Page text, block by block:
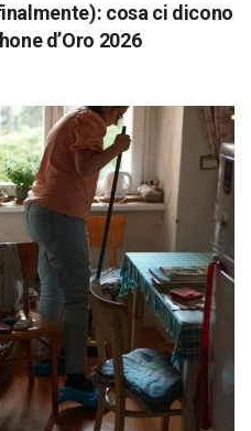
cosa ci dicono
d’Oro 2026